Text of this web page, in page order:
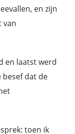
en zijn
van
en laatst werd
dat de
toen ik